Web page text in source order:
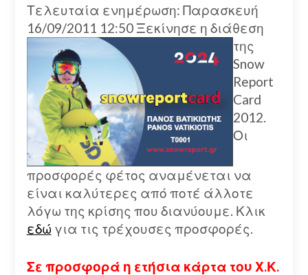
Τελευταία ενημέρωση: Παρασκευή
16/09/2011 12:50Ξεκίνησε η διάθεση
της
Snow
Report
Card
2012.
Οι
προσφορές φέτος αναμένεται να
είναι καλύτερες από ποτέ άλλοτε
λόγω της κρίσης που διανύουμε. Κλικ
εδώ για τις τρέχουσες προσφορές.
Σε προσφορά η ετήσια κάρτα του Χ.Κ.